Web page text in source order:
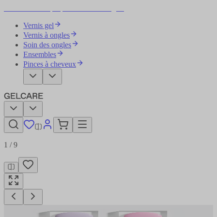
Vernis gel
Vernis à ongles
Soin des ongles
Ensembles
Pinces à cheveux
1 /9